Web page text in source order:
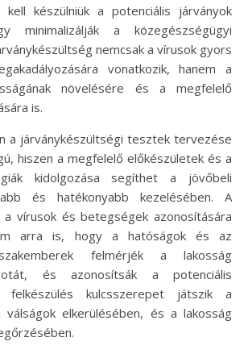
kell készülniük a potenciális járványok
minimalizálják a közegészségügyi
nemcsak a vírusok gyors
vonatkozik, hanem a
növelésére és a megfelelő
is.
a járványkészültségi tesztek tervezése
hiszen a megfelelő előkészületek és a
kidolgozása segíthet a jövőbeli
és hatékonyabb kezelésében. A
vírusok és betegségek azonosítására
arra is, hogy a hatóságok és az
felmérjék a lakosság
és azonosítsák a potenciális
felkészülés kulcsszerepet játszik a
válságok elkerülésében, és a lakosság